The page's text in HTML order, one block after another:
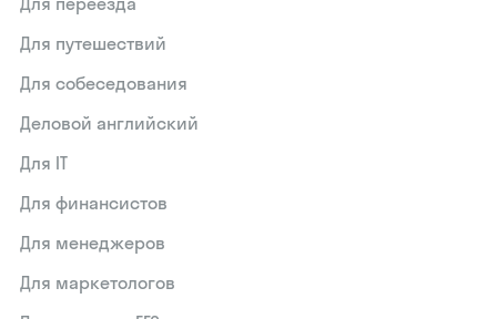
Для путешествий
Для собеседования
Деловой английский
Для IT
Для финансистов
Для менеджеров
Для маркетологов